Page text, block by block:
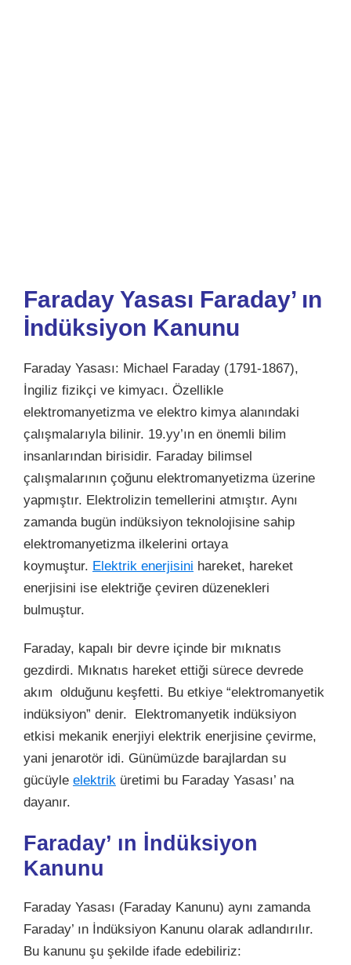
Faraday Yasası Faraday’ ın
İndüksiyon Kanunu
Faraday Yasası: Michael Faraday (1791-1867),
İngiliz fizikçi ve kimyacı. Özellikle
elektromanyetizma ve elektro kimya alanındaki
çalışmalarıyla bilinir. 19.yy’ın en önemli bilim
insanlarından birisidir. Faraday bilimsel
çalışmalarının çoğunu elektromanyetizma üzerine
yapmıştır. Elektrolizin temellerini atmıştır. Aynı
zamanda bugün indüksiyon teknolojisine sahip
elektromanyetizma ilkelerini ortaya
koymuştur. Elektrik enerjisini hareket, hareket
enerjisini ise elektriğe çeviren düzenekleri
bulmuştur.
Faraday, kapalı bir devre içinde bir mıknatıs
gezdirdi. Mıknatıs hareket ettiği sürece devrede
akım olduğunu keşfetti. Bu etkiye “elektromanyetik
indüksiyon” denir. Elektromanyetik indüksiyon
etkisi mekanik enerjiyi elektrik enerjisine çevirme,
yani jenarotör idi. Günümüzde barajlardan su
gücüyle elektrik üretimi bu Faraday Yasası’ na
dayanır.
Faraday’ ın İndüksiyon
Kanunu
Faraday Yasası (Faraday Kanunu) aynı zamanda
Faraday’ ın İndüksiyon Kanunu olarak adlandırılır.
Bu kanunu şu şekilde ifade edebiliriz: